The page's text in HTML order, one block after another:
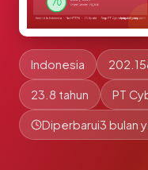
Indonesia
23.8 tahun PT
Diperbarui3 bulan